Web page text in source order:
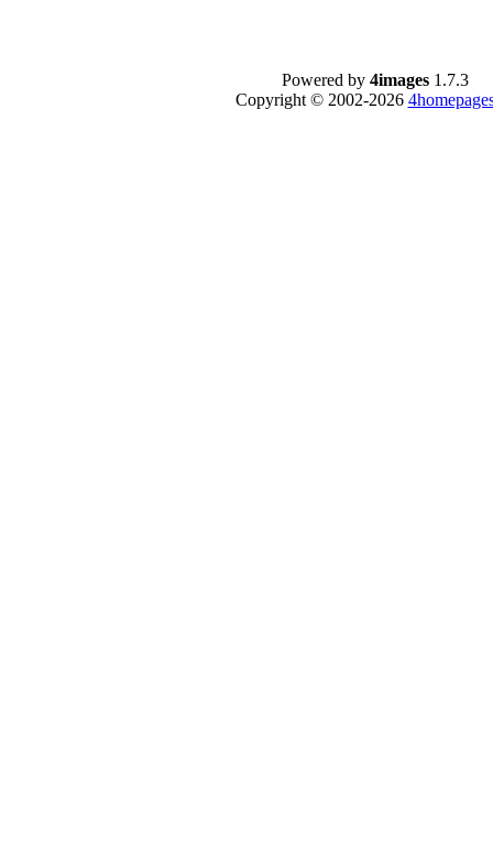
Powered by 4images 1.7.3
Copyright © 2002-2026